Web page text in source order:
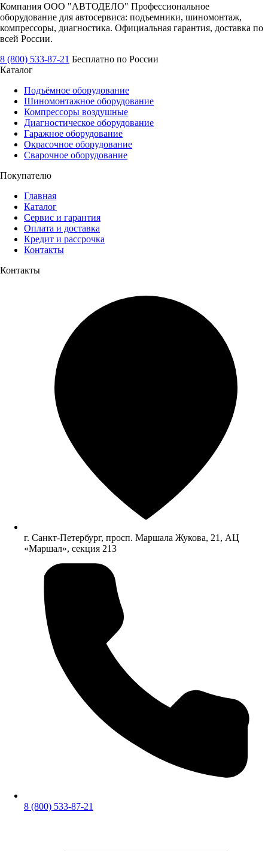
Компания ООО "АВТОДЕЛО" Профессиональное
оборудование для автосервиса: подъемники, шиномонтаж,
компрессоры, диагностика. Официальная гарантия, доставка по
всей России.
8 (800) 533-87-21 Бесплатно по России
Каталог
Подъёмное оборудование
Шиномонтажное оборудование
Компрессоры воздушные
Диагностическое оборудование
Гаражное оборудование
Окрасочное оборудование
Сварочное оборудование
Покупателю
Главная
Каталог
Сервис и гарантия
Оплата и доставка
Кредит и рассрочка
Контакты
Контакты
г. Санкт-Петербург, просп. Маршала Жукова, 21, АЦ
«Маршал», секция 213
8 (800) 533-87-21